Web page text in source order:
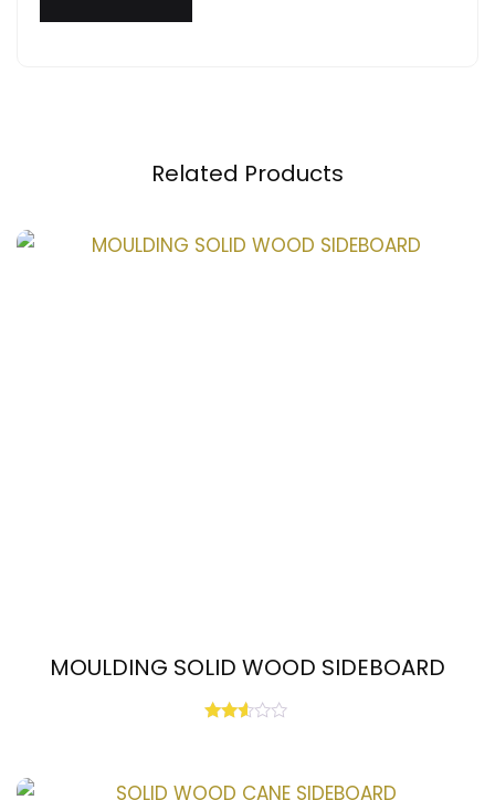
Related Products
MOULDING SOLID WOOD SIDEBOARD